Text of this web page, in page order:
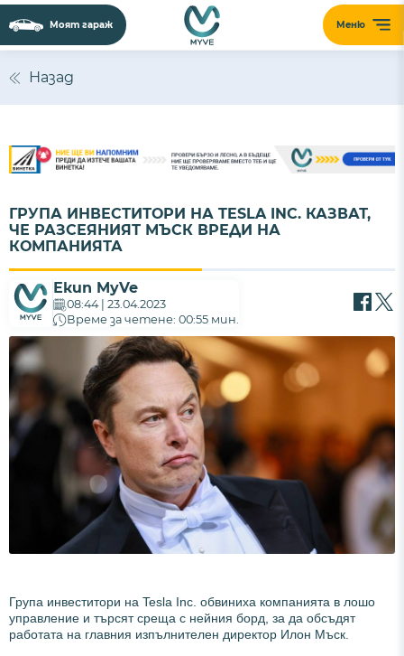
Меню
Моят гараж
Назад
ГРУПА ИНВЕСТИТОРИ НА TESLA INC. КАЗВАТ,
ЧЕ РАЗСЕЯНИЯТ МЪСК ВРЕДИ НА
КОМПАНИЯТА
Екип MyVe
08:44 | 23.04.2023
Време за четене: 00:55 мин.
Група инвеститори на Tesla Inc. обвиниха компанията в лошо
управление и търсят среща с нейния борд, за да обсъдят
работата на главния изпълнителен директор Илон Мъск.